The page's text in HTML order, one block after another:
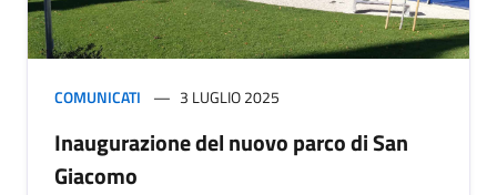
COMUNICATI 3 LUGLIO 2025
Inaugurazione del nuovo parco di San
Giacomo